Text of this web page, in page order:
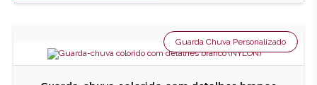
Guarda Chuva Personalizado